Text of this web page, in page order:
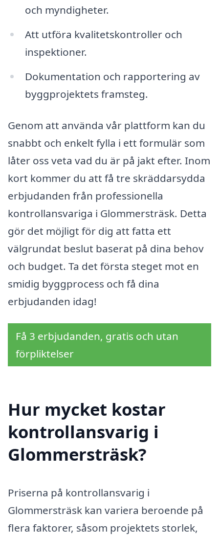
och myndigheter.
Att utföra kvalitetskontroller och
inspektioner.
Dokumentation och rapportering av
byggprojektets framsteg.
Genom att använda vår plattform kan du
snabbt och enkelt fylla i ett formulär som
låter oss veta vad du är på jakt efter. Inom
kort kommer du att få tre skräddarsydda
erbjudanden från professionella
kontrollansvariga i Glommersträsk. Detta
gör det möjligt för dig att fatta ett
välgrundat beslut baserat på dina behov
och budget. Ta det första steget mot en
smidig byggprocess och få dina
erbjudanden idag!
Få 3 erbjudanden, gratis och utan
förpliktelser
Hur mycket kostar
kontrollansvarig i
Glommersträsk?
Priserna på kontrollansvarig i
Glommersträsk kan variera beroende på
flera faktorer, såsom projektets storlek,